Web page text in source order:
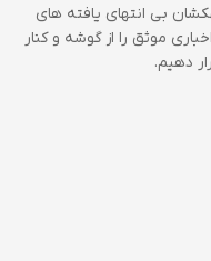
بی انتهای یافته های
موثق را از گوشه و کنار
دهیم.